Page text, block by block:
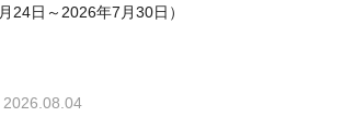
月24日～2026年7月30日）
2026.08.04